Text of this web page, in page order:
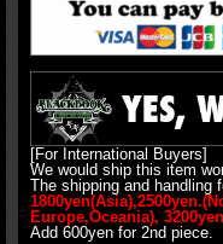
[For International Buyers]
We would ship this item
The shipping and handling
Europe,Oceania),
Add 600yen for 2nd piece.